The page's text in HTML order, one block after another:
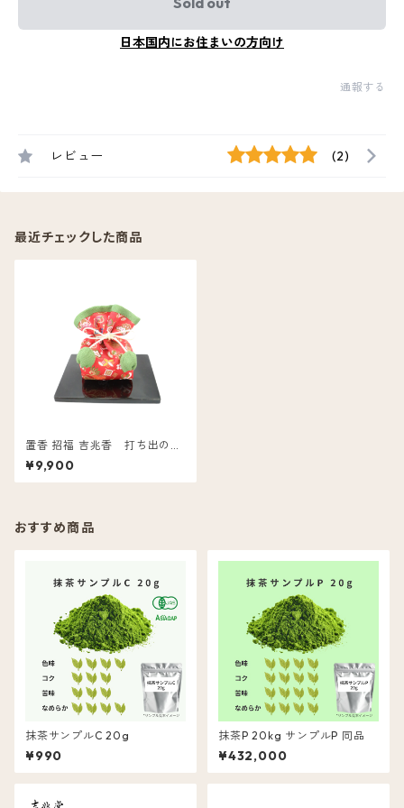
日本国内にお住まいの方向け
通報する
レビュー (2)
最近チェックした商品
置香 招福 吉兆香 打ち出の小
槌
¥9,900
おすすめ商品
抹茶サンプルC 20g
¥990
抹茶P 20kg サンプルP 同品
¥432,000